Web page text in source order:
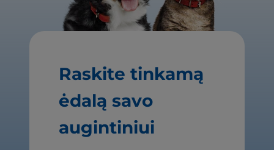
Raskite tinkamą
ėdalą savo
augintiniui